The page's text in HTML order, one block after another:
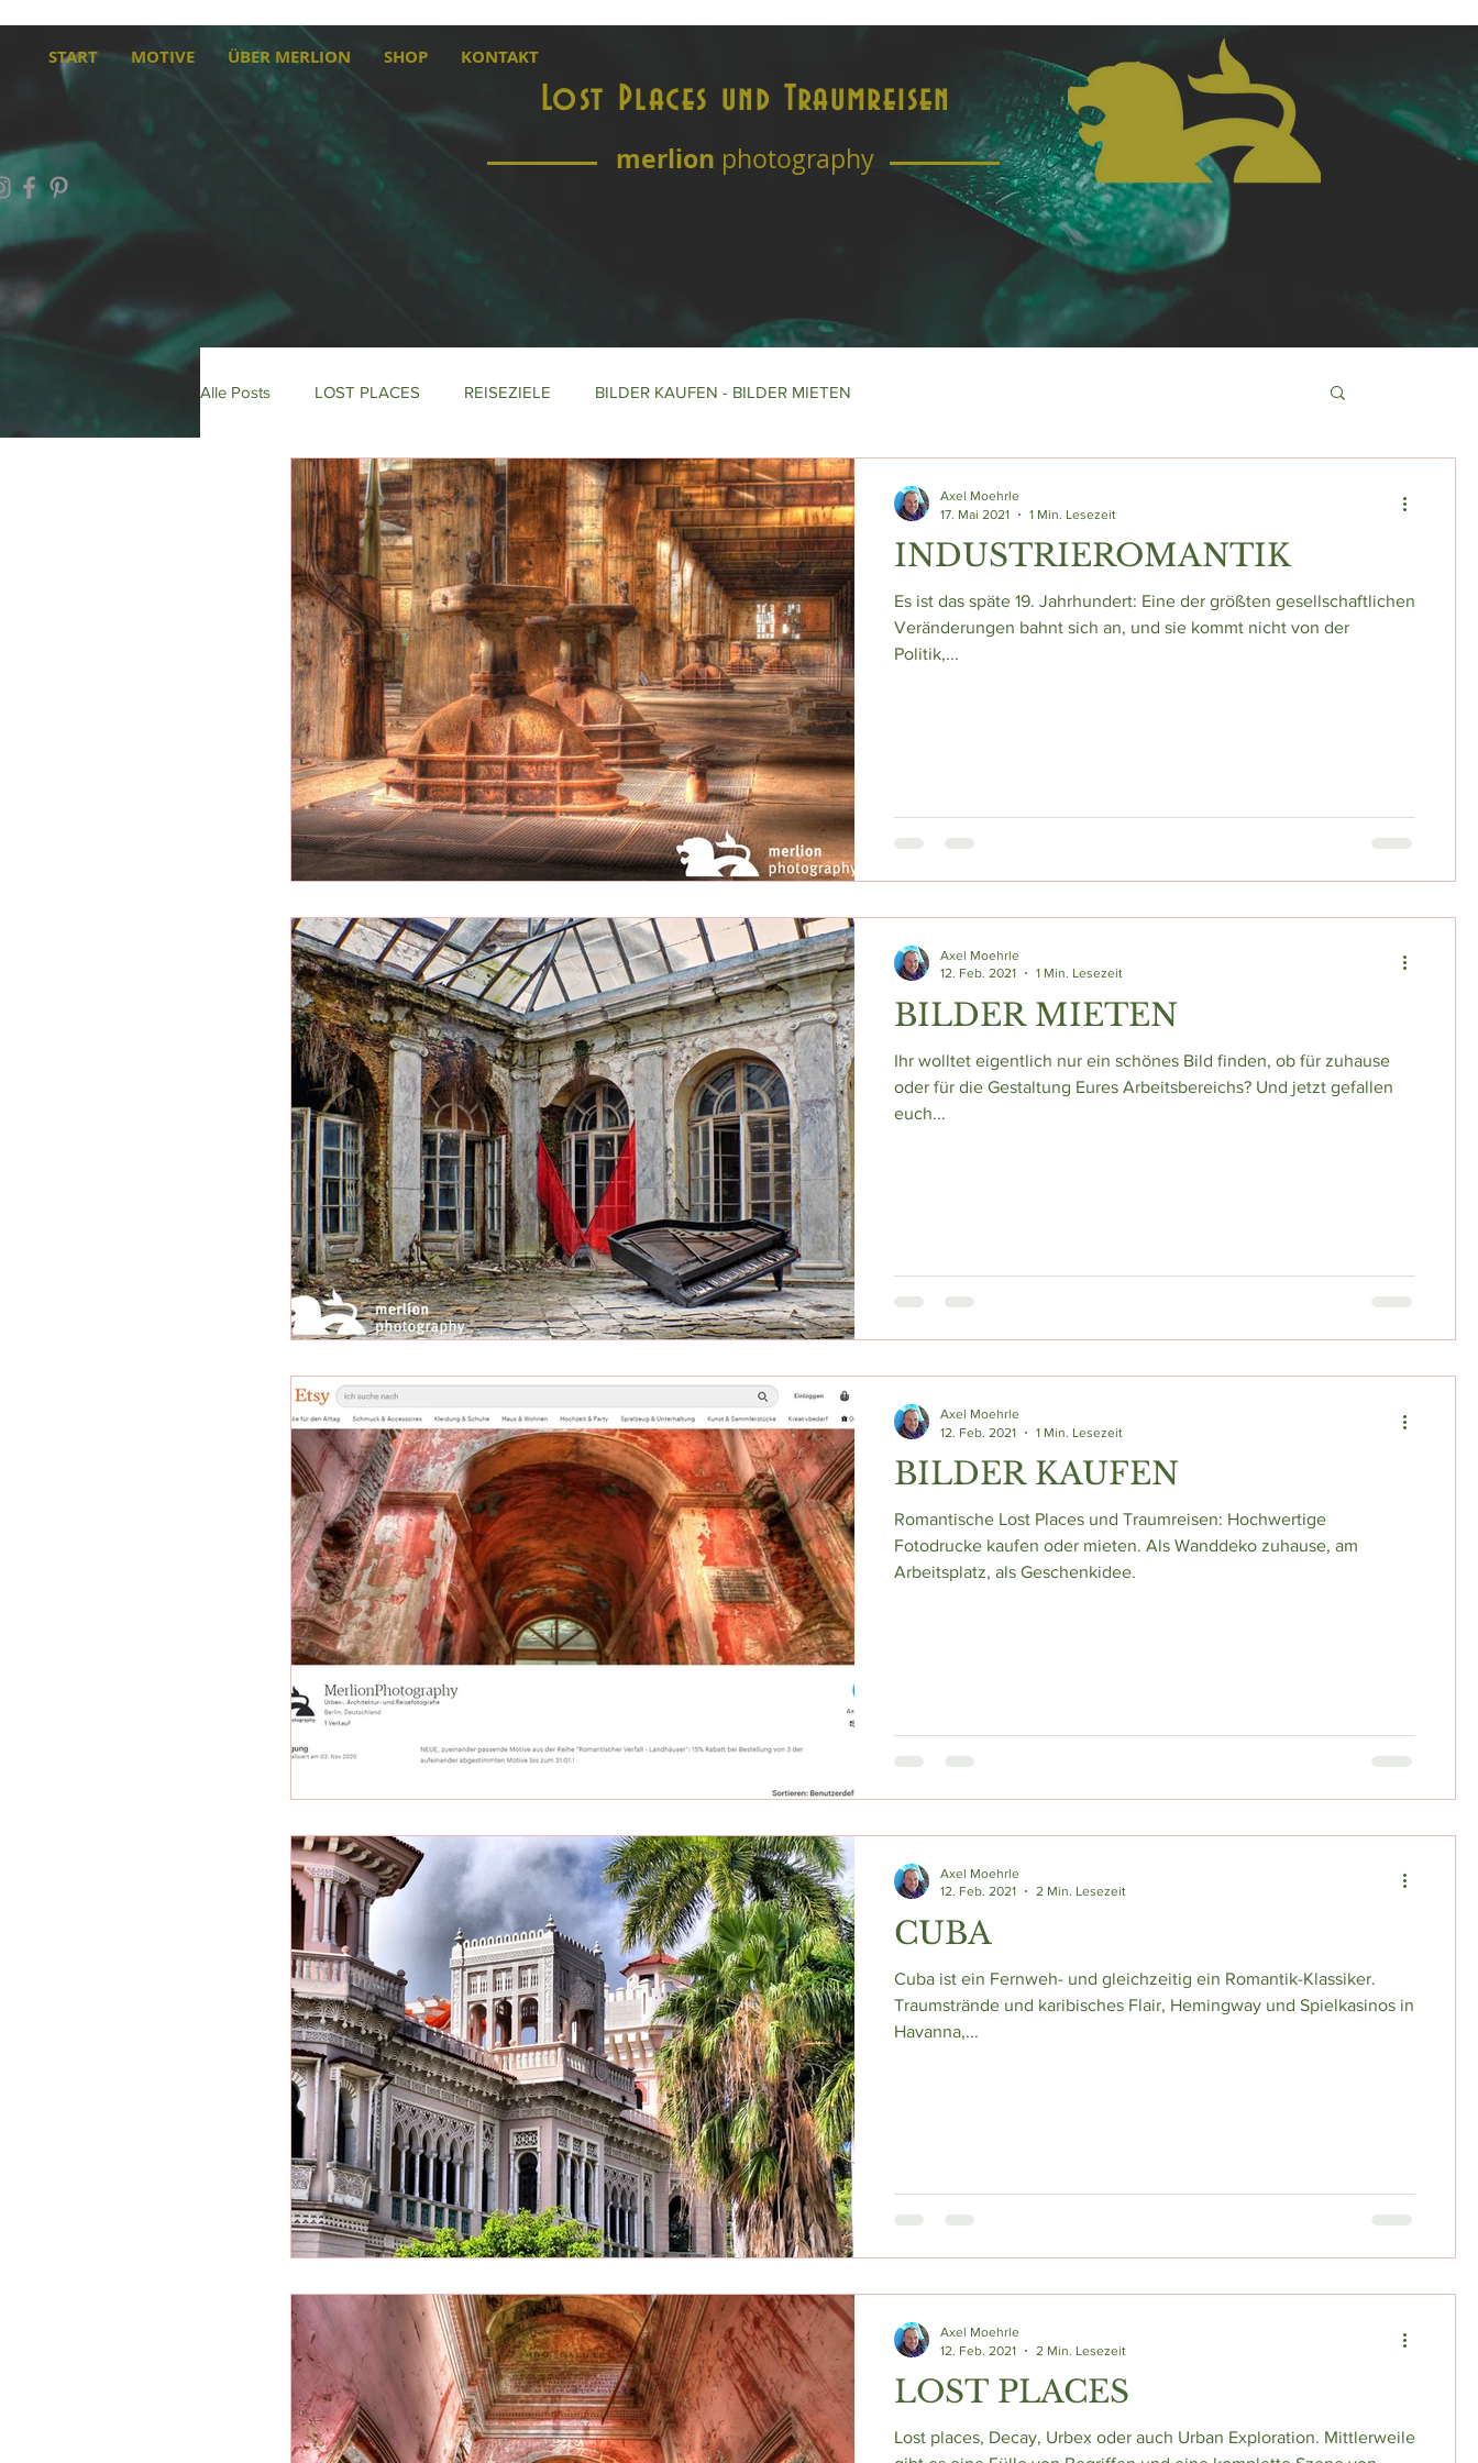
START MOTIVE ÜBER MERLION SHOP KONTAKT
Lost Places und Traumreisen
merlion photography
Alle Posts LOST PLACES REISEZIELE BILDER KAUFEN - BILDER MIETEN
INDUSTRIEROMANTIK
Es ist das späte 19. Jahrhundert: Eine der größten gesellschaftlichen
Veränderungen bahnt sich an, und sie kommt nicht von der
Politik,...
Axel Moehrle
17. Mai 2021
1 Min. Lesezeit
BILDER MIETEN
Ihr wolltet eigentlich nur ein schönes Bild finden, ob für zuhause
oder für die Gestaltung Eures Arbeitsbereichs? Und jetzt gefallen
euch...
Axel Moehrle
12. Feb. 2021
1 Min. Lesezeit
BILDER KAUFEN
Romantische Lost Places und Traumreisen: Hochwertige
Fotodrucke kaufen oder mieten. Als Wanddeko zuhause, am
Arbeitsplatz, als Geschenkidee.
Axel Moehrle
12. Feb. 2021
1 Min. Lesezeit
CUBA
Cuba ist ein Fernweh- und gleichzeitig ein Romantik-Klassiker.
Traumstrände und karibisches Flair, Hemingway und Spielkasinos in
Havanna,...
Axel Moehrle
12. Feb. 2021
2 Min. Lesezeit
LOST PLACES
Lost places, Decay, Urbex oder auch Urban Exploration. Mittlerweile
Axel Moehrle
12. Feb. 2021
2 Min. Lesezeit